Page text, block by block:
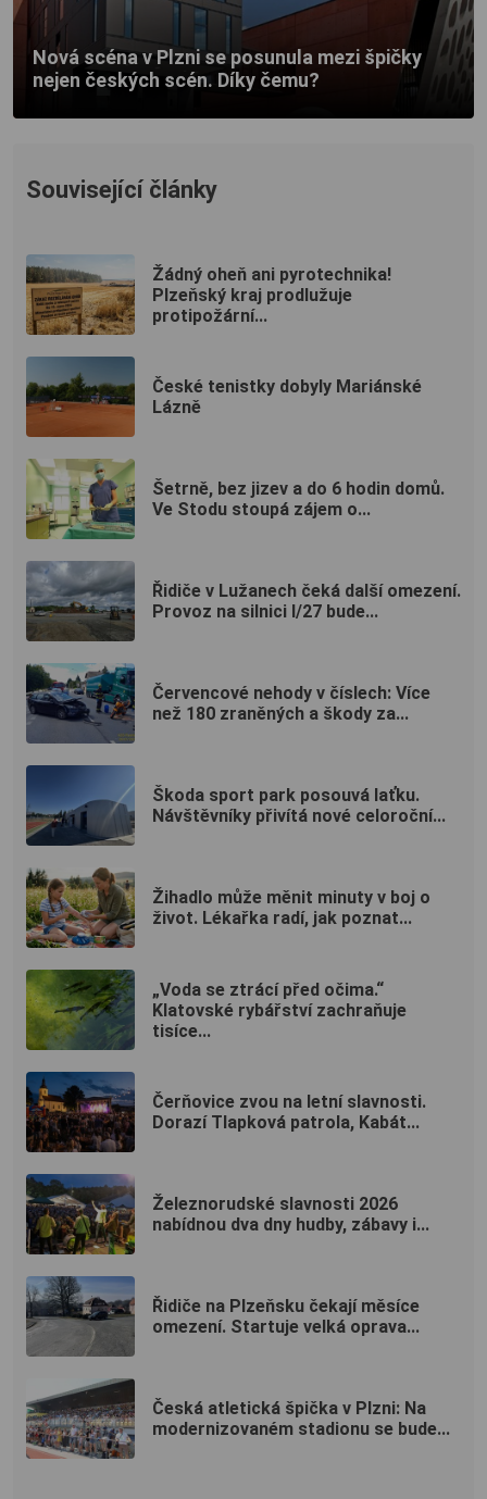
Nová scéna v Plzni se posunula mezi špičky
nejen českých scén. Díky čemu?
Související články
Žádný oheň ani pyrotechnika!
Plzeňský kraj prodlužuje
protipožární...
České tenistky dobyly Mariánské
Lázně
Šetrně, bez jizev a do 6 hodin domů.
Ve Stodu stoupá zájem o...
Řidiče v Lužanech čeká další omezení.
Provoz na silnici I/27 bude...
Červencové nehody v číslech: Více
než 180 zraněných a škody za...
Škoda sport park posouvá laťku.
Návštěvníky přivítá nové celoroční...
Žihadlo může měnit minuty v boj o
život. Lékařka radí, jak poznat...
„Voda se ztrácí před očima.“
Klatovské rybářství zachraňuje
tisíce...
Čerňovice zvou na letní slavnosti.
Dorazí Tlapková patrola, Kabát...
Železnorudské slavnosti 2026
nabídnou dva dny hudby, zábavy i...
Řidiče na Plzeňsku čekají měsíce
omezení. Startuje velká oprava...
Česká atletická špička v Plzni: Na
modernizovaném stadionu se bude...